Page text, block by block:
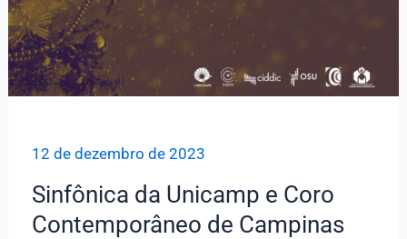
12 de dezembro de 2023
Sinfônica da Unicamp e Coro
Contemporâneo de Campinas